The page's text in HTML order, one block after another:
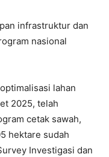
infrastruktur dan
nasional
lahan
2025, telah
cetak sawah,
hektare sudah
Investigasi dan